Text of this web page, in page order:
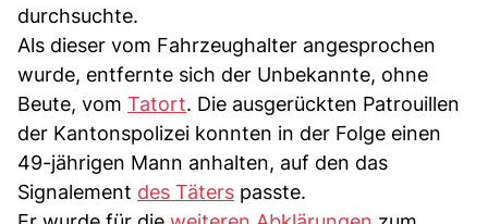
durchsuchte.
Als dieser vom Fahrzeughalter angesprochen
wurde, entfernte sich der Unbekannte, ohne
Beute, vom Tatort. Die ausgerückten Patrouillen
der Kantonspolizei konnten in der Folge einen
49-jährigen Mann anhalten, auf den das
Signalement des Täters passte.